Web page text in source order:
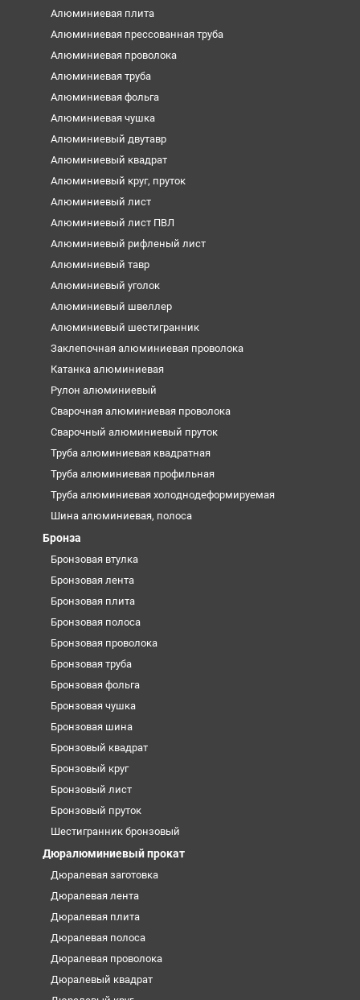
Алюминиевая плита
Алюминиевая прессованная труба
Алюминиевая проволока
Алюминиевая труба
Алюминиевая фольга
Алюминиевая чушка
Алюминиевый двутавр
Алюминиевый квадрат
Алюминиевый круг, пруток
Алюминиевый лист
Алюминиевый лист ПВЛ
Алюминиевый рифленый лист
Алюминиевый тавр
Алюминиевый уголок
Алюминиевый швеллер
Алюминиевый шестигранник
Заклепочная алюминиевая проволока
Катанка алюминиевая
Рулон алюминиевый
Сварочная алюминиевая проволока
Сварочный алюминиевый пруток
Труба алюминиевая квадратная
Труба алюминиевая профильная
Труба алюминиевая холоднодеформируемая
Шина алюминиевая, полоса
Бронза
Бронзовая втулка
Бронзовая лента
Бронзовая плита
Бронзовая полоса
Бронзовая проволока
Бронзовая труба
Бронзовая фольга
Бронзовая чушка
Бронзовая шина
Бронзовый квадрат
Бронзовый круг
Бронзовый лист
Бронзовый пруток
Шестигранник бронзовый
Дюралюминиевый прокат
Дюралевая заготовка
Дюралевая лента
Дюралевая плита
Дюралевая полоса
Дюралевая проволока
Дюралевый квадрат